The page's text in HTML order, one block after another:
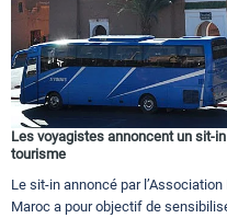
Les voyagistes annoncent un sit-
tourisme
Le sit-in annoncé par
Maroc a pour objectif de